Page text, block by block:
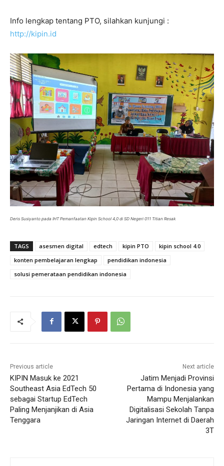
Info lengkap tentang PTO, silahkan kunjungi :
http://kipin.id
Deris Susiyanto pada IHT Pemanfaatan Kipin School 4,0 di SD Negeri 011 Titian Resak
TAGS asesmen digital edtech kipin PTO
kipin school 4.0
konten pembelajaran lengkap
pendidikan indonesia
solusi pemerataan pendidikan indonesia
Previous article
KIPIN Masuk ke 2021
Southeast Asia EdTech 50
sebagai Startup EdTech
Paling Menjanjikan di Asia
Tenggara
Next article
Jatim Menjadi Provinsi
Pertama di Indonesia yang
Mampu Menjalankan
Digitalisasi Sekolah Tanpa
Jaringan Internet di Daerah
3T